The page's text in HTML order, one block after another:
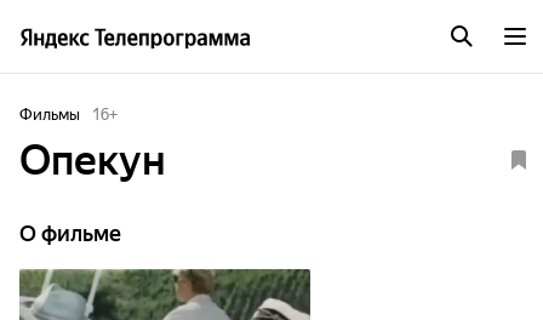
Фильмы 16+
Опекун
О фильме